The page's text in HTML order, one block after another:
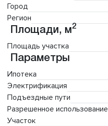
Город
Регион
Площади, м2
Площадь участка
Параметры
Ипотека
Электрификация
Подъездные пути
Разрешенное использование
Участок